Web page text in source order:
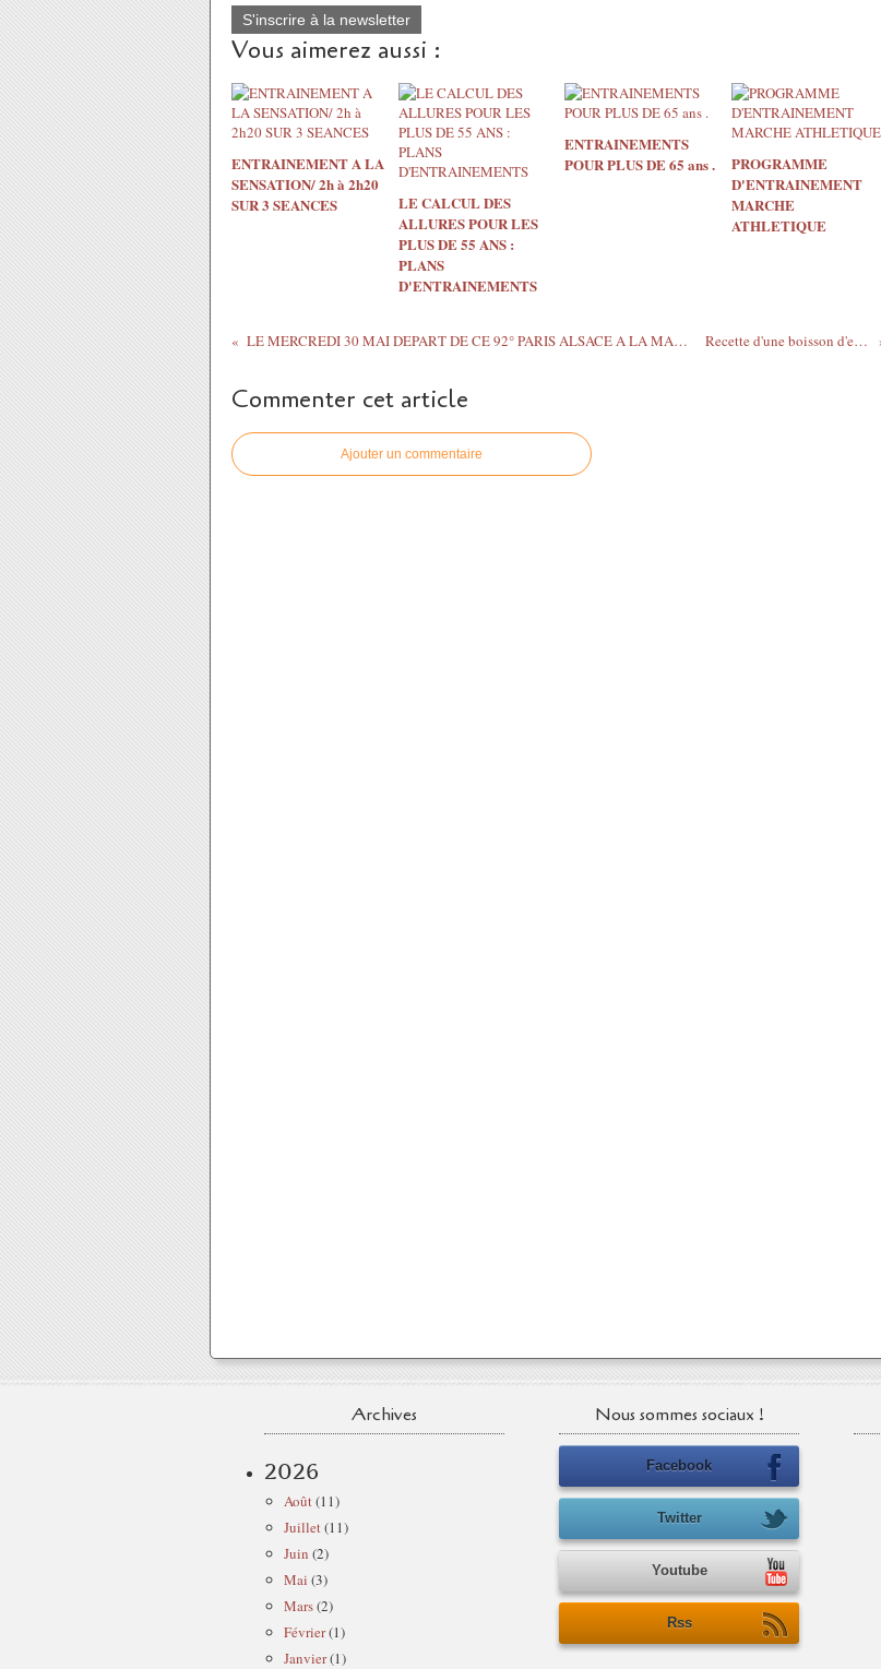
S'inscrire à la newsletter
Vous aimerez aussi :
ENTRAINEMENT A LA
SENSATION/ 2h à 2h20
SUR 3 SEANCES
LE CALCUL DES
ALLURES POUR LES
PLUS DE 55 ANS :
PLANS
D'ENTRAINEMENTS
ENTRAINEMENTS
POUR PLUS DE 65 ans .
PROGRAMME
D'ENTRAINEMENT
MARCHE
ATHLETIQUE
LE MERCREDI 30 MAI DEPART DE CE 92° PARIS ALSACE A LA MARCHE Recette d'une boisson d'effort
Commenter cet article
Ajouter un commentaire
Archives
2026
Août(11)
Juillet(11)
Juin (2)
Mai (3)
Mars(2)
Février(1)
Janvier(1)
Nous sommes sociaux !
Facebook
Twitter
Youtube
Rss